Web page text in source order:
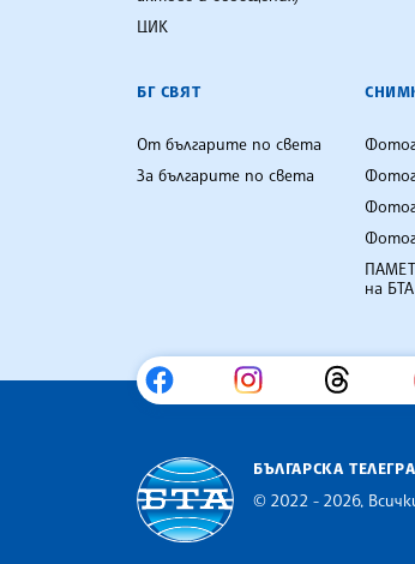
ЦИК
БГ СВЯТ
От българите по света
За българите по света
на БТА
БЪЛГАРСКА
© 2022 - 2026,